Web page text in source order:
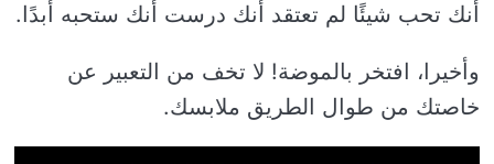
أنك تحب شيئًا لم تعتقد أنك درست أنك ستحبه أبدًا.
وأخيرا، افتخر بالموضة! لا تخف من التعبير عن
خاصتك من طوال الطريق ملابسك.